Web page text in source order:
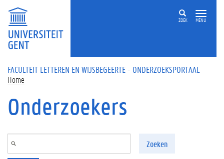
Overslaan en naar de inhoud gaan
ZOEK MENU
FACULTEIT LETTEREN EN WIJSBEGEERTE - ONDERZOEKSPORTAAL
Home
Onderzoekers
Zoeken